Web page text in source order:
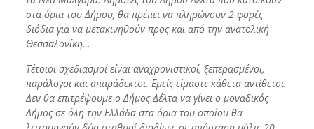
στα όρια του Δήμου, θα πρέπει να πληρώνουν 2 φορές
διόδια για να μετακινηθούν προς και από την ανατολική
Θεσσαλονίκη…
Τέτοιοι σχεδιασμοί είναι αναχρονιστικοί, ξεπερασμένοι,
παράλογοι και απαράδεκτοι. Εμείς είμαστε κάθετα αντίθετοι.
Δεν θα επιτρέψουμε ο Δήμος Δέλτα να γίνει ο μοναδικός
Δήμος σε όλη την Ελλάδα στα όρια του οποίου θα